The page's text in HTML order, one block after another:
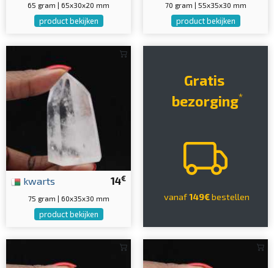
65 gram | 65x30x20 mm
product bekijken
70 gram | 55x35x30 mm
product bekijken
14€
kwarts
75 gram | 60x35x30 mm
product bekijken
Gratis
bezorging*
vanaf149€bestellen